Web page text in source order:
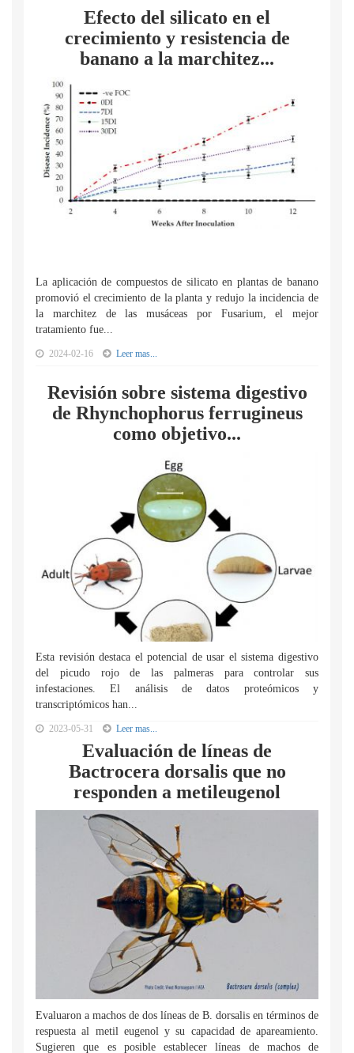
Efecto del silicato en el
crecimiento y resistencia de
banano a la marchitez...
La aplicación de compuestos de silicato en plantas de banano
promovió el crecimiento de la planta y redujo la incidencia de
la marchitez de las musáceas por Fusarium, el mejor
tratamiento fue...
2024-02-16 Leer mas...
Revisión sobre sistema digestivo
de Rhynchophorus ferrugineus
como objetivo...
Esta revisión destaca el potencial de usar el sistema digestivo
del picudo rojo de las palmeras para controlar sus
infestaciones. El análisis de datos proteómicos y
transcriptómicos han...
2023-05-31 Leer mas...
Evaluación de líneas de
Bactrocera dorsalis que no
responden a metileugenol
Evaluaron a machos de dos líneas de B. dorsalis en términos de
respuesta al metil eugenol y su capacidad de apareamiento.
Sugieren que es posible establecer líneas de machos de